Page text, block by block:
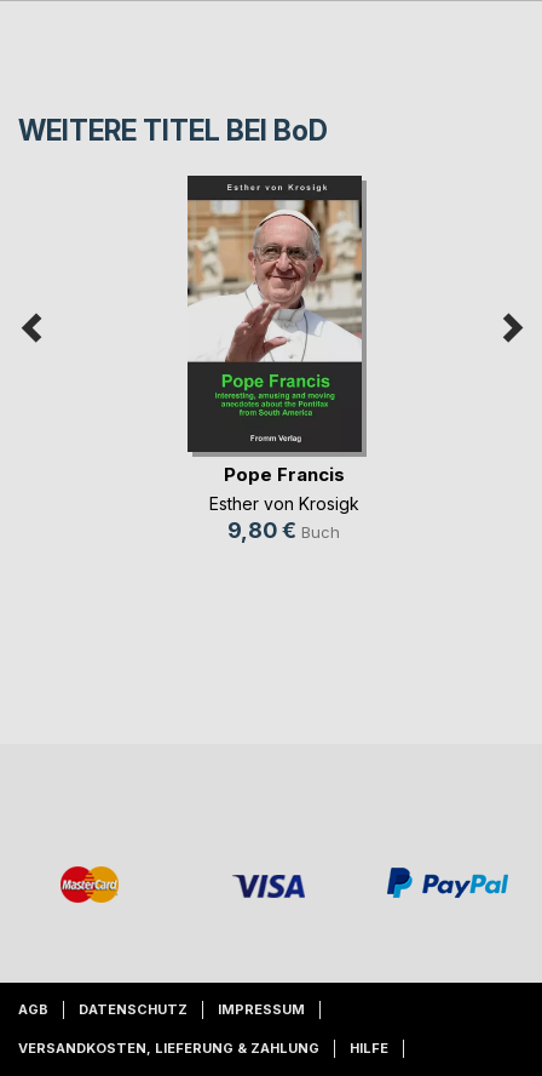
WEITERE TITEL BEI BoD
Pope Francis
Esther von Krosigk
9,80 € Buch
AGB DATENSCHUTZ IMPRESSUM
VERSANDKOSTEN, LIEFERUNG & ZAHLUNG HILFE